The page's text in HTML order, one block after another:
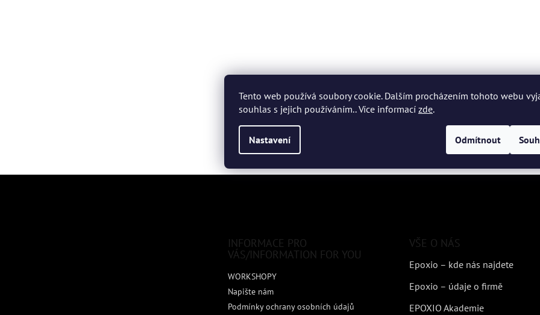
Tento web používá soubory cookie. Dalším procházením tohoto webu
souhlas s jejich používáním.. Více informací zde.
Nastavení Odmítnout
INFORMACE PRO
VÁS/INFORMATION FOR YOU
WORKSHOPY
Napište nám
Podmínky ochrany osobních údajů
VŠE O NÁS
Epoxio – kde nás najdete
Epoxio – údaje o firmě
EPOXIO Akademie